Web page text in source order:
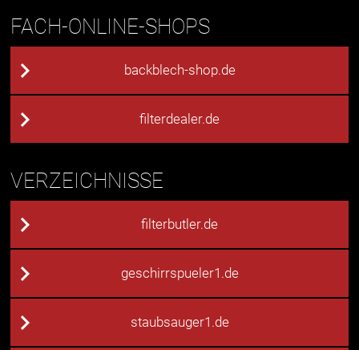
FACH-ONLINE-SHOPS
backblech-shop.de
filterdealer.de
VERZEICHNISSE
filterbutler.de
geschirrspueler1.de
staubsauger1.de